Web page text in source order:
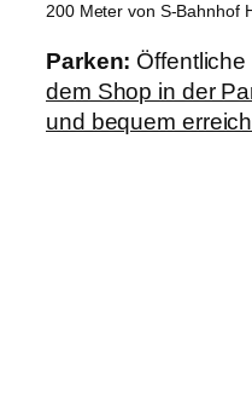
200 Meter von S-Bahnhof
Parken:
dem Shop in der
und bequem